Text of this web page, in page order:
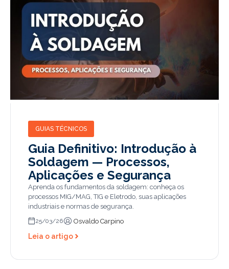
GUIAS TÉCNICOS
Guia Definitivo: Introdução à
Soldagem — Processos,
Aplicações e Segurança
Aprenda os fundamentos da soldagem: conheça os
processos MIG/MAG, TIG e Eletrodo, suas aplicações
industriais e normas de segurança.
25/03/26 Osvaldo Carpino
Leia o artigo